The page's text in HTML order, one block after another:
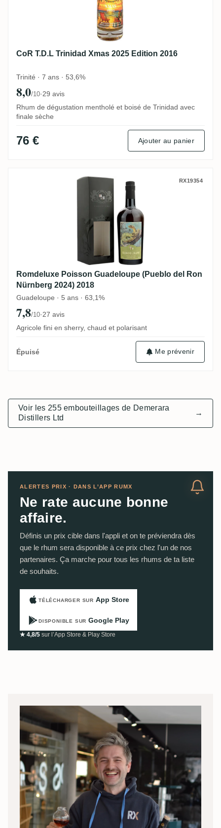
CoR T.D.L Trinidad Xmas 2025 Edition 2016
Trinité · 7 ans · 53,6%
8,0/10·29 avis
Rhum de dégustation mentholé et boisé de Trinidad avec
finale sèche
76 € Ajouter au panier
Romdeluxe Poisson Guadeloupe (Pueblo
RX19354
Romdeluxe Poisson Guadeloupe (Pueblo del Ron
Nürnberg 2024) 2018
Guadeloupe · 5 ans · 63,1%
7,8/10·27 avis
Agricole fini en sherry, chaud et polarisant
Épuisé Me prévenir
Voir les 255 embouteillages de Demerara
Distillers Ltd
→
ALERTES PRIX · DANS L’APP RUMX
Ne rate aucune bonne
affaire.
Définis un prix cible dans l'appli et on te préviendra dès
que le rhum sera disponible à ce prix chez l'un de nos
partenaires. Ça marche pour tous les rhums de ta liste
de souhaits.
TÉLÉCHARGER SUR App Store
DISPONIBLE SUR Google Play
★ 4,8/5 sur l’App Store & Play Store